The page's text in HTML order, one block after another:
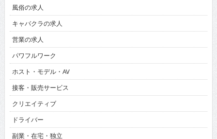
風俗の求人
キャバクラの求人
営業の求人
パワフルワーク
ホスト・モデル・AV
接客・販売サービス
クリエイティブ
ドライバー
副業・在宅・独立